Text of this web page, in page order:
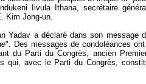
Iivula Ithana, secrétaire
Kim Jong-un.
Yadav a déclaré dans son message
". Des messages de condoléances
du Parti du Congrès, ancien
qui, avec le Parti du Congrès,